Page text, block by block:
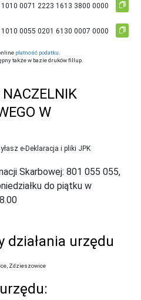
płatność podatku
także w bazie druków fillup.
NACZELNIK
W
e-Deklaracja i pliki JPK
Skarbowej: 801 055 055,
do piątku w
działania urzędu
Zdzieszowice